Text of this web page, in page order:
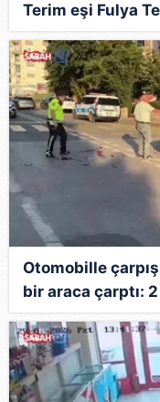
Terim eşi Fulya
Otomobille
bir araca çarptı: 2